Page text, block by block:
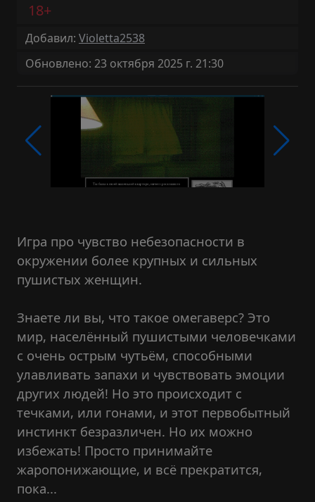
18+
Добавил: Violetta2538
Обновлено: 23 октября 2025 г. 21:30
Игра про чувство небезопасности в
окружении более крупных и сильных
пушистых женщин.
Знаете ли вы, что такое омегаверс? Это
мир, населённый пушистыми человечками
с очень острым чутьём, способными
улавливать запахи и чувствовать эмоции
других людей! Но это происходит с
течками, или гонами, и этот первобытный
инстинкт безразличен. Но их можно
избежать! Просто принимайте
жаропонижающие, и всё прекратится,
пока...